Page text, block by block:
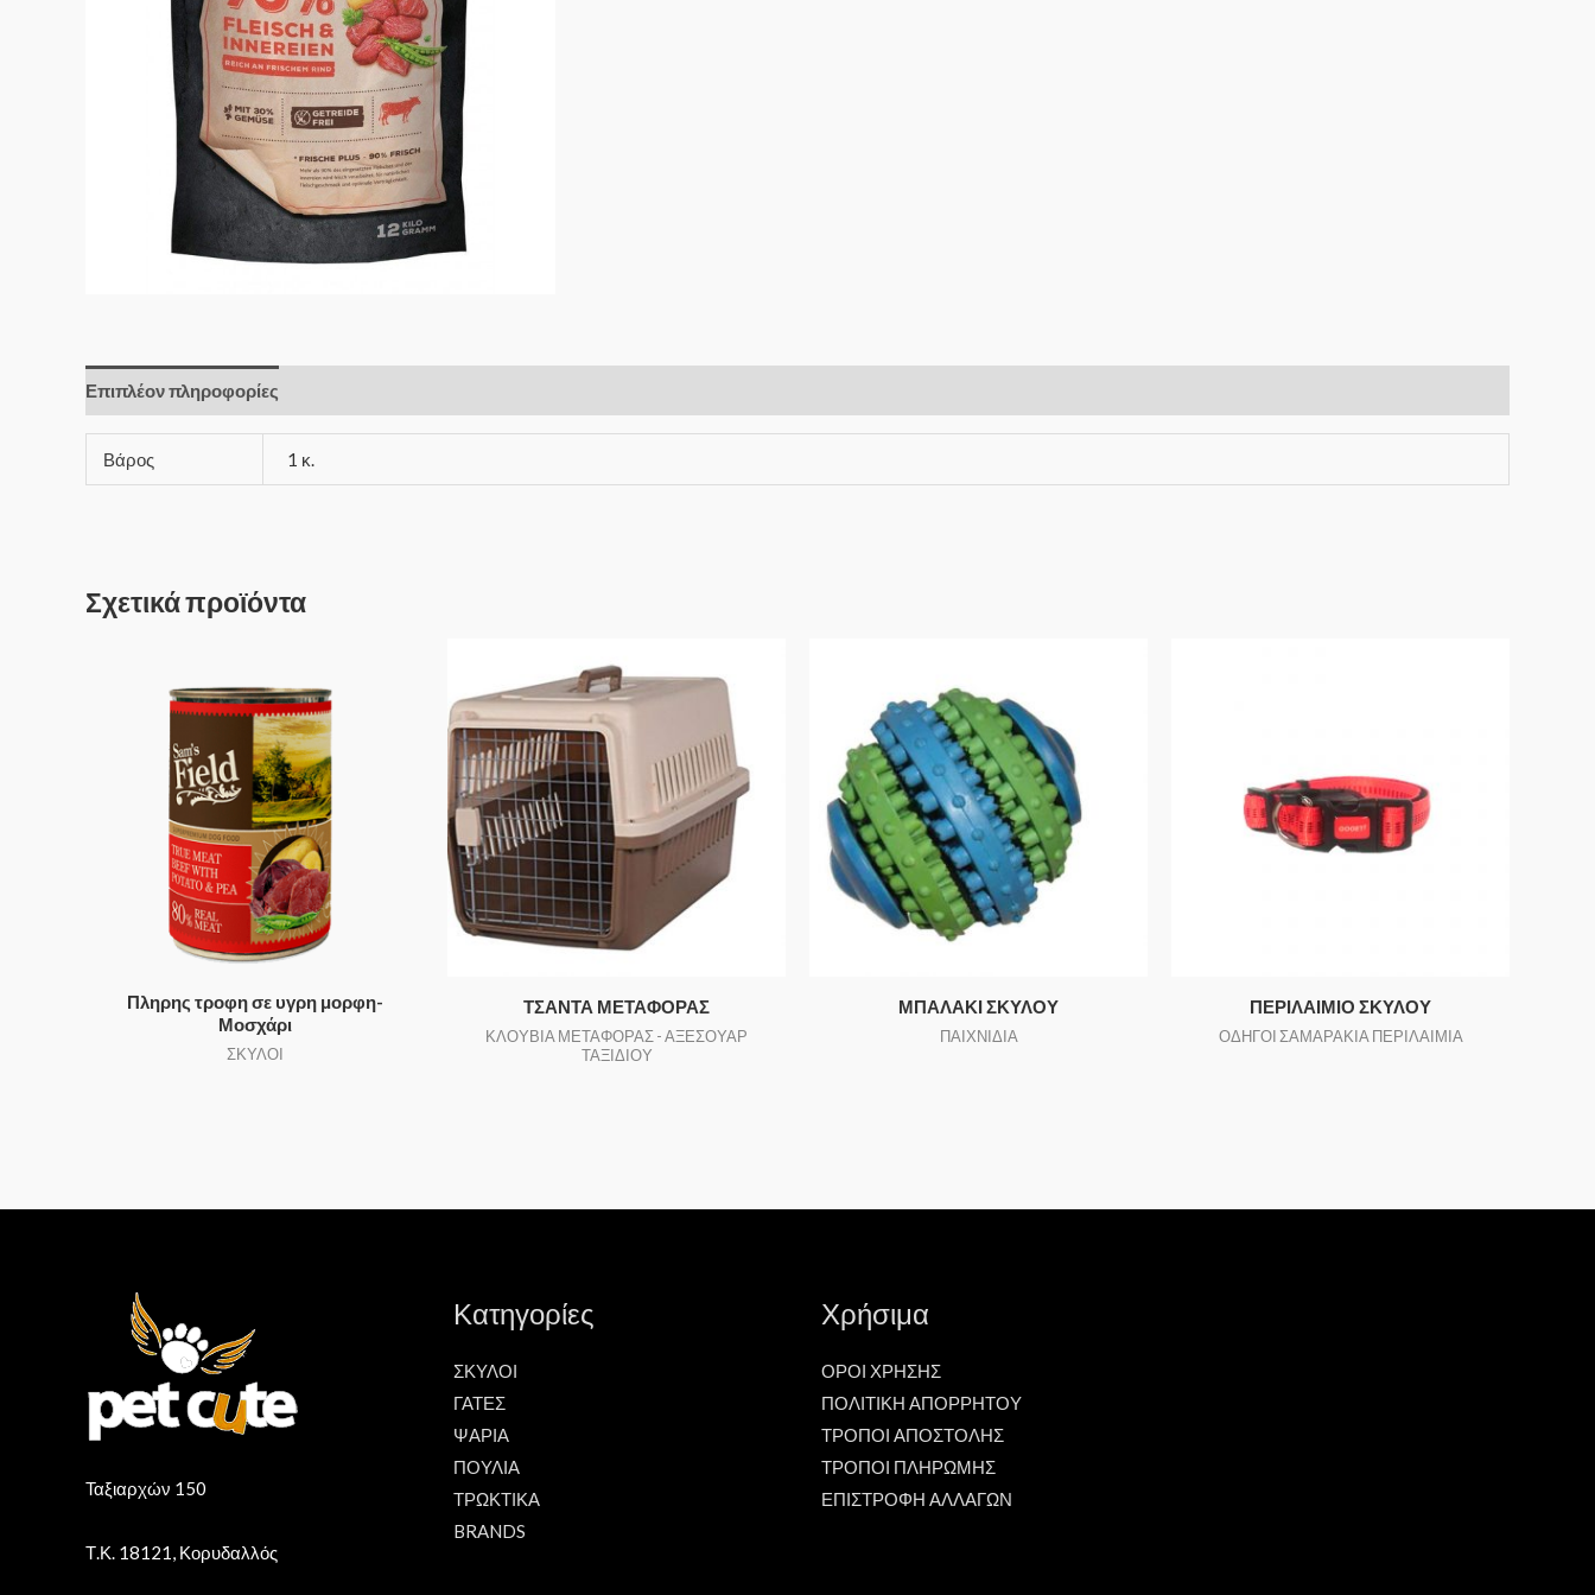
Επιπλέον πληροφορίες
Βάρος 1 κ.
Σχετικά προϊόντα
Πληρης τροφη σε υγρη μορφη-
Μοσχάρι
ΣΚΥΛΟΙ
ΤΣΑΝΤΑ ΜΕΤΑΦΟΡΑΣ
ΚΛΟΥΒΙΑ ΜΕΤΑΦΟΡΑΣ - ΑΞΕΣΟΥΑΡ
ΤΑΞΙΔΙΟΥ
ΜΠΑΛΑΚΙ ΣΚΥΛΟΥ
ΠΑΙΧΝΙΔΙΑ
ΠΕΡΙΛΑΙΜΙΟ ΣΚΥΛΟΥ
ΟΔΗΓΟΙ ΣΑΜΑΡΑΚΙΑ ΠΕΡΙΛΑΙΜΙΑ
Ταξιαρχών 150
Τ.Κ. 18121, Κορυδαλλός
Κατηγορίες
ΣΚΥΛΟΙ
ΓΑΤΕΣ
ΨΑΡΙΑ
ΠΟΥΛΙΑ
ΤΡΩΚΤΙΚΑ
BRANDS
Χρήσιμα
ΟΡΟΙ ΧΡΗΣΗΣ
ΠΟΛΙΤΙΚΗ ΑΠΟΡΡΗΤΟΥ
ΤΡΟΠΟΙ ΑΠΟΣΤΟΛΗΣ
ΤΡΟΠΟΙ ΠΛΗΡΩΜΗΣ
ΕΠΙΣΤΡΟΦΗ ΑΛΛΑΓΩΝ